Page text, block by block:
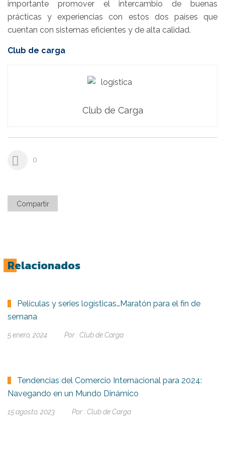
importante promover el intercambio de buenas
prácticas y experiencias con estos dos países que
cuentan con sistemas eficientes y de alta calidad.
Club de carga
Club de Carga
0
Compartir
Relacionados
Películas y series logísticas…Maratón para el fin de
semana
5 enero, 2024 Por : Club de Carga
Tendencias del Comercio Internacional para 2024:
Navegando en un Mundo Dinámico
15 agosto, 2023 Por : Club de Carga